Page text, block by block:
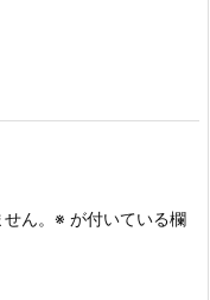
ん。 ※ が付いている欄